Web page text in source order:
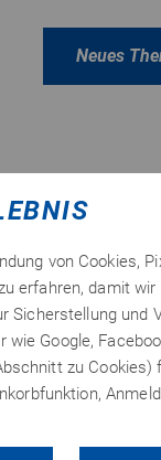
Neues
mit
kleben. Es
ich hier am
Stahl und evtl.
von Cookies,
erfahren, damit
und
Google,
zu